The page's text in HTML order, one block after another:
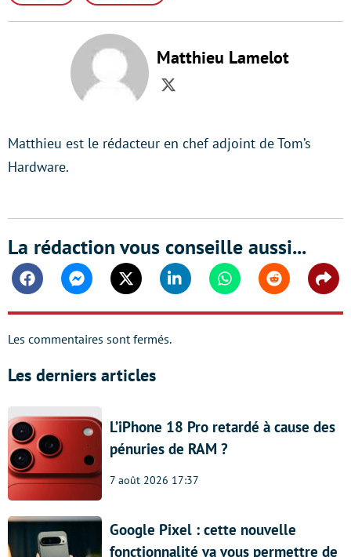
Matthieu Lamelot
Twitter
Matthieu est le rédacteur en chef adjoint de Tom’s
Hardware.
La rédaction vous conseille aussi...
FacebookMessengerTwitter Linkedin WhatsappReddit
Les commentaires sont fermés.
Les derniers articles
L’iPhone 18 Pro retardé à cause des
pénuries de RAM ?
7 août 2026 17:37
Google Pixel : cette nouvelle
fonctionnalité va vous permettre de